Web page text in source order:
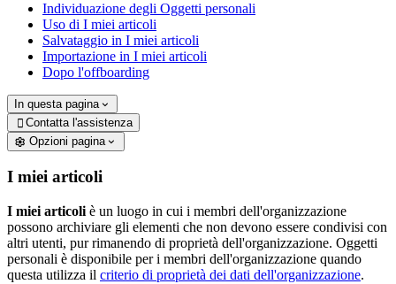
Individuazione degli Oggetti personali
Uso di I miei articoli
Salvataggio in I miei articoli
Importazione in I miei articoli
Dopo l'offboarding
In questa pagina
 Contatta l'assistenza
Opzioni pagina
I miei articoli
I miei articoli è un luogo in cui i membri dell'organizzazione
possono archiviare gli elementi che non devono essere condivisi con
altri utenti, pur rimanendo di proprietà dell'organizzazione. Oggetti
personali è disponibile per i membri dell'organizzazione quando
questa utilizza il criterio di proprietà dei dati dell'organizzazione.